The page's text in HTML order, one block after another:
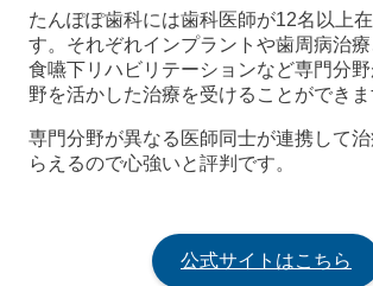
たんぽぽ歯科には歯科医師が12名以上
す。それぞれインプラントや歯周病治
食嚥下リハビリテーションなど専門分
野を活かした治療を受けることができま
専門分野が異なる医師同士が連携して
らえるので心強いと評判です。
公式サイトはこちら